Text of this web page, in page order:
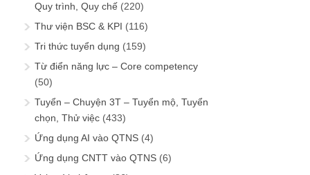
Quy trình, Quy chế (220)
Thư viện BSC & KPI (116)
Tri thức tuyển dụng (159)
Từ điển năng lực – Core competency
(50)
Tuyển – Chuyện 3T – Tuyển mộ, Tuyển
chọn, Thử việc (433)
Ứng dụng AI vào QTNS (4)
Ứng dụng CNTT vào QTNS (6)